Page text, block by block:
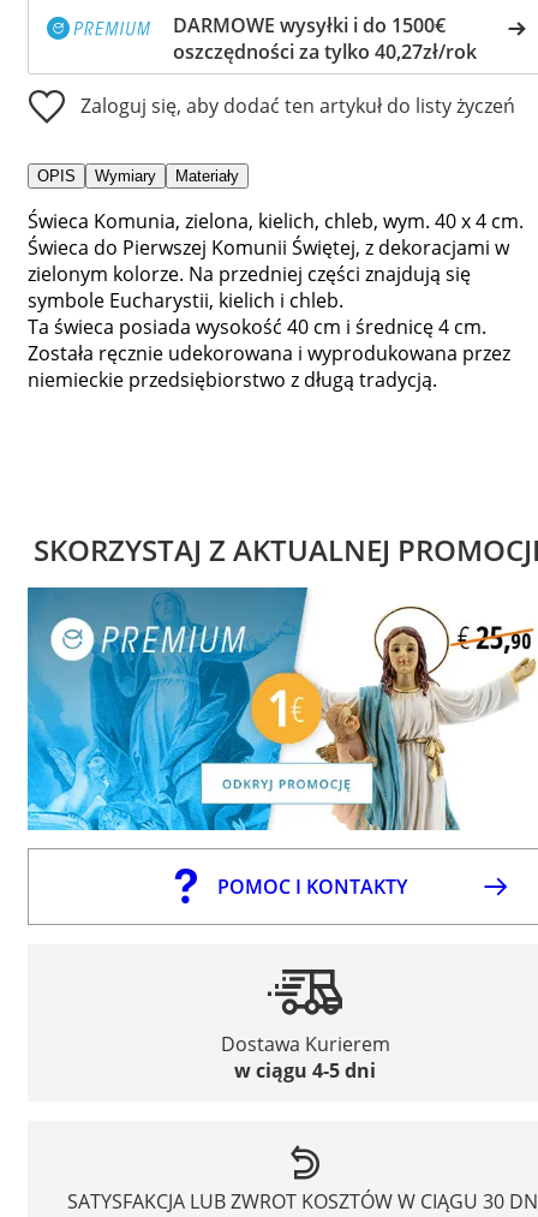
DARMOWE wysyłki i do 1500€
oszczędności za tylko 40,27zł/rok
Zaloguj się, aby dodać ten artykuł do listy życzeń
OPIS Wymiary Materiały
Świeca Komunia, zielona, kielich, chleb, wym. 40 x 4 cm.
Świeca do Pierwszej Komunii Świętej, z dekoracjami w
zielonym kolorze. Na przedniej części znajdują się
symbole Eucharystii, kielich i chleb.
Ta świeca posiada wysokość 40 cm i średnicę 4 cm.
Została ręcznie udekorowana i wyprodukowana przez
niemieckie przedsiębiorstwo z długą tradycją.
SKORZYSTAJ Z AKTUALNEJ
POMOC I KONTAKTY
Dostawa Kurierem
w ciągu 4-5 dni
SATYSFAKCJA LUB ZWROT KOSZTÓW W CIĄGU 30